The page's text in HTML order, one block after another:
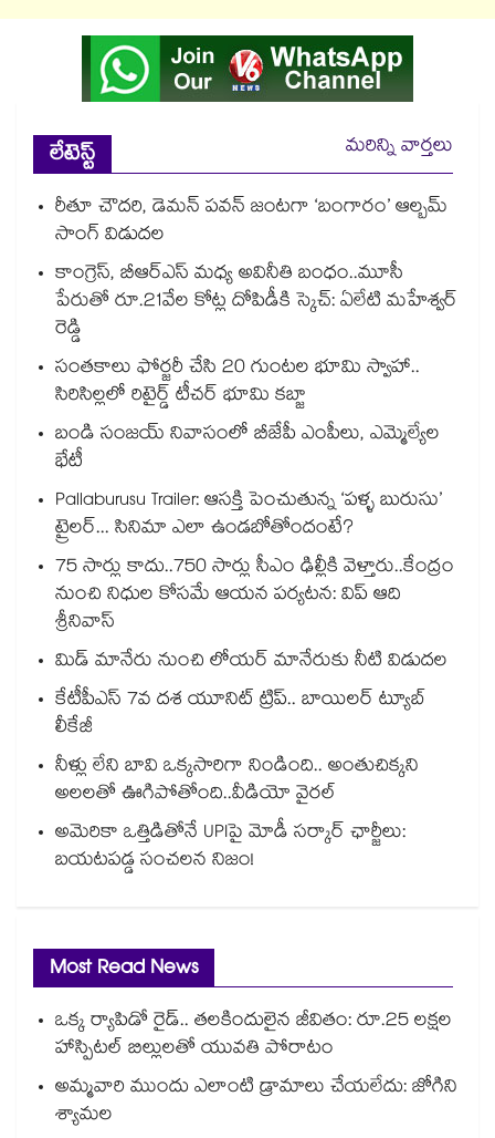
లేటెస్ట్
మరిన్ని వార్తలు
రీతూ చౌదరి, డెమన్ పవన్ జంటగా ‘బంగారం’ ఆల్బమ్
సాంగ్ విడుదల
కాంగ్రెస్, బీఆర్ఎస్ మధ్య అవినీతి బంధం..మూసీ
పేరుతో రూ.21వేల కోట్ల దోపిడీకి స్కెచ్: ఏలేటి మహేశ్వర్
రెడ్డి
సంతకాలు ఫోర్జరీ చేసి 20 గుంటల భూమి స్వాహా..
సిరిసిల్లలో రిటైర్డ్ టీచర్ భూమి కబ్జా
బండి సంజయ్ నివాసంలో బీజేపీ ఎంపీలు, ఎమ్మెల్యేల
భేటీ
Pallaburusu Trailer: ఆసక్తి పెంచుతున్న ‘పళ్ళ బురుసు’
ట్రైలర్... సినిమా ఎలా ఉండబోతోందంటే?
75 సార్లు కాదు..75‌‌‌‌‌‌‌‌0 సార్లు సీఎం ఢిల్లీకి వెళ్తారు..కేంద్రం
నుంచి నిధుల కోసమే ఆయన పర్యటన: విప్ ఆది
శ్రీనివాస్
మిడ్ మానేరు నుంచి లోయర్ మానేరుకు నీటి విడుదల
కేటీపీఎస్ 7వ దశ యూనిట్ ట్రిప్.. బాయిలర్ ట్యూబ్
లీకేజీ
నీళ్లు లేని బావి ఒక్కసారిగా నిండింది.. అంతుచిక్కని
అలలతో ఊగిపోతోంది..వీడియో వైరల్
అమెరికా ఒత్తిడితోనే UPIపై మోడీ సర్కార్‌ ఛార్జీలు:
బయటపడ్డ సంచలన నిజం!
Most Read News
ఒక్క ర్యాపిడో రైడ్.. తలకిందులైన జీవితం: రూ.25 లక్షల
హాస్పిటల్ బిల్లులతో యువతి పోరాటం
అమ్మవారి ముందు ఎలాంటి డ్రామాలు చేయలేదు: జోగిని
శ్యామల